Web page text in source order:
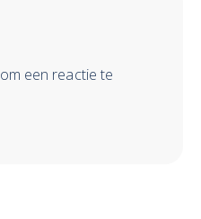
om een reactie te